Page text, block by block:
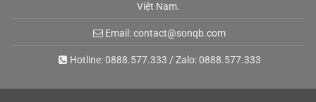
Việt Nam.
Email:contact@sonqb.com
Hotline:0888.577.333 / Zalo:0888.577.333